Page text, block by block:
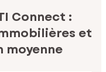
Connect :
et
moyenne